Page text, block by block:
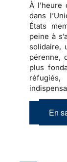
À l’heure
dans
États
peine à
solidaire,
pérenne,
plus
En